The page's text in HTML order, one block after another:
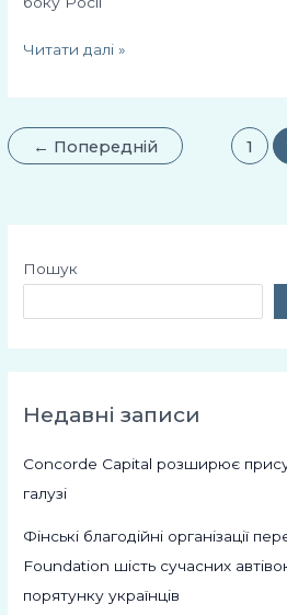
Читати далі »
← Попередній 1
Пошук
Недавні записи
Concorde Capital розширює
галузі
Фінські благодійні організації
Foundation шість сучасних
порятунку українців